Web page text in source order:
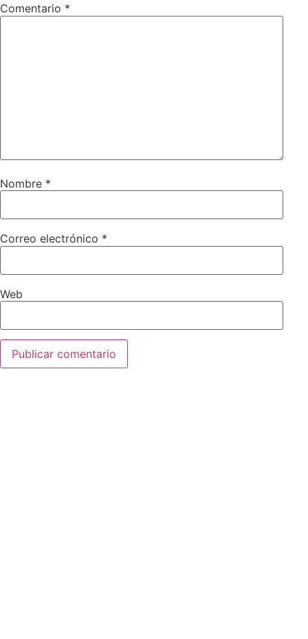
Comentario *
Nombre *
Correo electrónico *
Web